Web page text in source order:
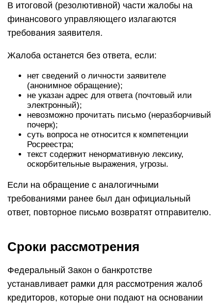
В итоговой (резолютивной) части жалобы на
финансового управляющего излагаются
требования заявителя.
Жалоба останется без ответа, если:
нет сведений о личности заявителе
(анонимное обращение);
не указан адрес для ответа (почтовый или
электронный);
невозможно прочитать письмо (неразборчивый
почерк);
суть вопроса не относится к компетенции
Росреестра;
текст содержит ненормативную лексику,
оскорбительные выражения, угрозы.
Если на обращение с аналогичными
требованиями ранее был дан официальный
ответ, повторное письмо возвратят отправителю.
Сроки рассмотрения
Федеральный Закон о банкротстве
устанавливает рамки для рассмотрения жалоб
кредиторов, которые они подают на основании